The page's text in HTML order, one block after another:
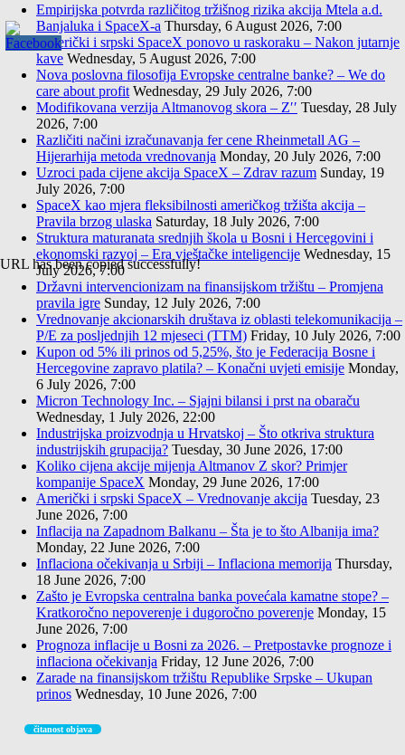
URL has been copied successfully!
Empirijska potvrda različitog tržišnog rizika akcija Mtela a.d.
Banjaluka i SpaceX-a Thursday, 6 August 2026, 7:00
Američki i srpski SpaceX ponovo u raskoraku – Nakon jutarnje
kave Wednesday, 5 August 2026, 7:00
Nova poslovna filosofija Evropske centralne banke? – We do
care about profit Wednesday, 29 July 2026, 7:00
Modifikovana verzija Altmanovog skora – Z′′ Tuesday, 28 July
2026, 7:00
Različiti načini izračunavanja fer cene Rheinmetall AG –
Hijerarhija metoda vrednovanja Monday, 20 July 2026, 7:00
Uzroci pada cijene akcija SpaceX – Zdrav razum Sunday, 19
July 2026, 7:00
SpaceX kao mjera fleksibilnosti američkog tržišta akcija –
Pravila brzog ulaska Saturday, 18 July 2026, 7:00
Struktura maturanata srednjih škola u Bosni i Hercegovini i
ekonomski razvoj – Era vještačke inteligencije Wednesday, 15
July 2026, 7:00
Državni intervencionizam na finansijskom tržištu – Promjena
pravila igre Sunday, 12 July 2026, 7:00
Vrednovanje akcionarskih društava iz oblasti telekomunikacija –
P/E za posljednjih 12 mjeseci (TTM) Friday, 10 July 2026, 7:00
Kupon od 5% ili prinos od 5,25%, što je Federacija Bosne i
Hercegovine zapravo platila? – Konačni uvjeti emisije Monday,
6 July 2026, 7:00
Micron Technology Inc. – Sjajni bilansi i prst na obaraču
Wednesday, 1 July 2026, 22:00
Industrijska proizvodnja u Hrvatskoj – Što otkriva struktura
industrijskih grupacija? Tuesday, 30 June 2026, 17:00
Koliko cijena akcije mijenja Altmanov Z skor? Primjer
kompanije SpaceX Monday, 29 June 2026, 17:00
Američki i srpski SpaceX – Vrednovanje akcija Tuesday, 23
June 2026, 7:00
Inflacija na Zapadnom Balkanu – Šta je to što Albanija ima?
Monday, 22 June 2026, 7:00
Inflaciona očekivanja u Srbiji – Inflaciona memorija Thursday,
18 June 2026, 7:00
Zašto je Evropska centralna banka povećala kamatne stope? –
Kratkoročno nepoverenje i dugoročno poverenje Monday, 15
June 2026, 7:00
Prognoza inflacije u Bosni za 2026. – Pretpostavke prognoze i
inflaciona očekivanja Friday, 12 June 2026, 7:00
Zarade na finansijskom tržištu Republike Srpske – Ukupan
prinos Wednesday, 10 June 2026, 7:00
čitanost objava